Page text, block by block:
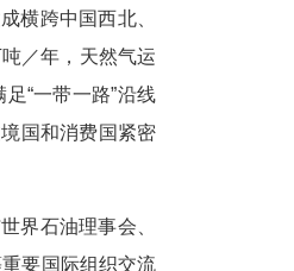
横跨中国西北、
／年，天然气运
“一带一路”沿线
国和消费国紧密
界石油理事会、
要国际组织交流